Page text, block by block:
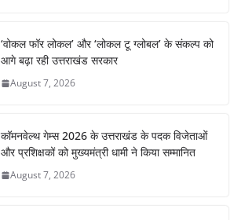
‘वोकल फॉर लोकल’ और ‘लोकल टू ग्लोबल’ के संकल्प को
आगे बढ़ा रही उत्तराखंड सरकार
August 7, 2026
कॉमनवेल्थ गेम्स 2026 के उत्तराखंड के पदक विजेताओं
और प्रशिक्षकों को मुख्यमंत्री धामी ने किया सम्मानित
August 7, 2026